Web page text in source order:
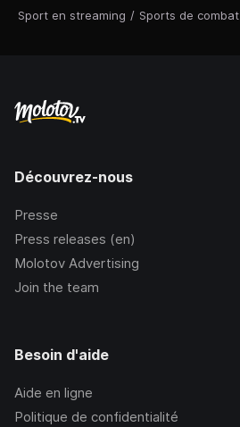
Sport en streaming / Sports de combat
Découvrez-nous
Presse
Press releases (en)
Molotov Advertising
Join the team
Besoin d'aide
Aide en ligne
Politique de confidentialité